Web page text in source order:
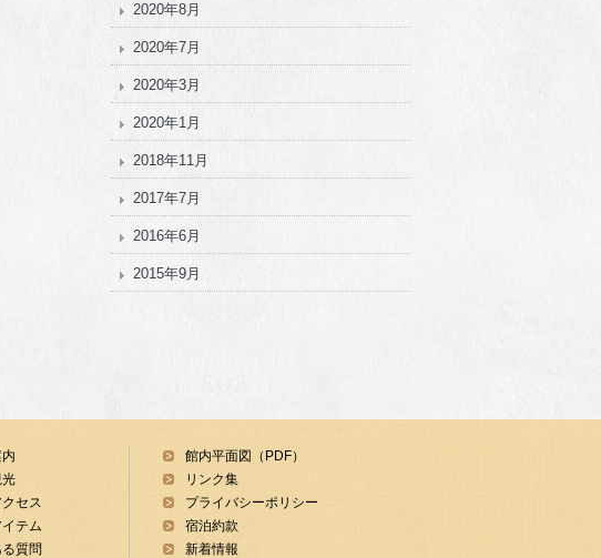
2020年8月
2020年7月
2020年3月
2020年1月
2018年11月
2017年7月
2016年6月
2015年9月
光
セス
テム
質問
館内平面図（PDF）
リンク集
プライバシーポリシー
宿泊約款
新着情報